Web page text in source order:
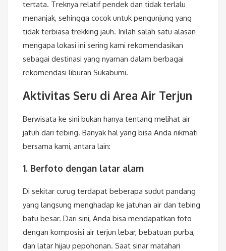
tertata. Treknya relatif pendek dan tidak terlalu
menanjak, sehingga cocok untuk pengunjung yang
tidak terbiasa trekking jauh. Inilah salah satu alasan
mengapa lokasi ini sering kami rekomendasikan
sebagai destinasi yang nyaman dalam berbagai
rekomendasi liburan Sukabumi.
Aktivitas Seru di Area Air Terjun
Berwisata ke sini bukan hanya tentang melihat air
jatuh dari tebing. Banyak hal yang bisa Anda nikmati
bersama kami, antara lain:
1. Berfoto dengan latar alam
Di sekitar curug terdapat beberapa sudut pandang
yang langsung menghadap ke jatuhan air dan tebing
batu besar. Dari sini, Anda bisa mendapatkan foto
dengan komposisi air terjun lebar, bebatuan purba,
dan latar hijau pepohonan. Saat sinar matahari